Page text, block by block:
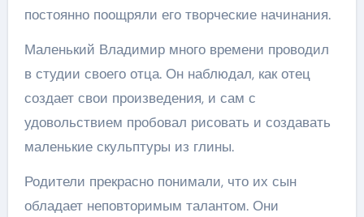
постоянно поощряли его творческие начинания.
Маленький Владимир много времени проводил
в студии своего отца. Он наблюдал, как отец
создает свои произведения, и сам с
удовольствием пробовал рисовать и создавать
маленькие скульптуры из глины.
Родители прекрасно понимали, что их сын
обладает неповторимым талантом. Они